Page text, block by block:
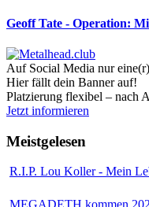
Geoff Tate - Operation:
Auf Social Media nur
Hier fällt dein Banner auf!
Platzierung flexibel – nach
Jetzt informieren
Meistgelesen
R.I.P. Lou Koller - Mein